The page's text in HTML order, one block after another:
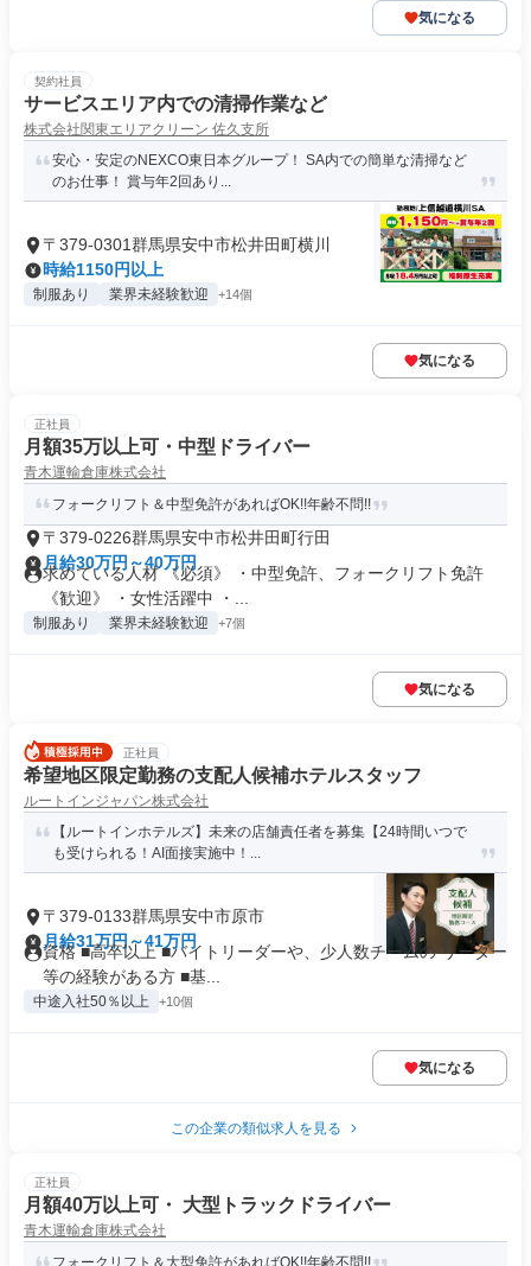
気になる
契約社員
サービスエリア内での清掃作業など
株式会社関東エリアクリーン 佐久支所
安心・安定のNEXCO東日本グループ！ SA内での簡単な清掃など
のお仕事！ 賞与年2回あり...
〒379-0301群馬県安中市松井田町横川
時給1150円以上
制服あり 業界未経験歓迎 +14個
気になる
正社員
月額35万以上可・中型ドライバー
青木運輸倉庫株式会社
フォークリフト＆中型免許があればOK!!年齢不問!!
〒379-0226群馬県安中市松井田町行田
月給30万円～40万円
求めている人材 《必須》 ・中型免許、フォークリフト免許
《歓迎》 ・女性活躍中 ・...
制服あり 業界未経験歓迎 +7個
気になる
正社員
希望地区限定勤務の支配人候補ホテルスタッフ
ルートインジャパン株式会社
【ルートインホテルズ】未来の店舗責任者を募集【24時間いつで
も受けられる！AI面接実施中！...
〒379-0133群馬県安中市原市
月給31万円～41万円
資格 ■高卒以上 ■バイトリーダーや、少人数チームの リーダー
等の経験がある方 ■基...
中途入社50％以上 +10個
気になる
この企業の類似求人を見る
正社員
月額40万以上可・ 大型トラックドライバー
青木運輸倉庫株式会社
フォークリフト＆大型免許があればOK!!年齢不問!!